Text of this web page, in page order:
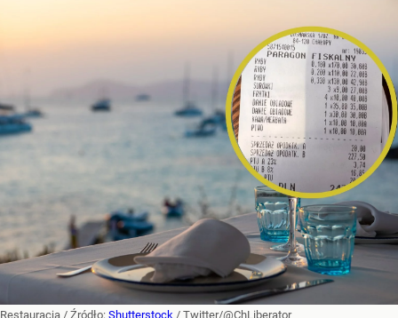
Restauracja / Źródło: Shutterstock / Twitter/@ChLiberator